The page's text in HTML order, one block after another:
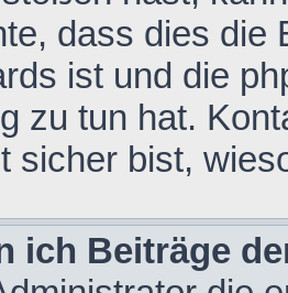
dass dies die
ist und die
zu tun hat.
sicher bist,
ich Beiträge